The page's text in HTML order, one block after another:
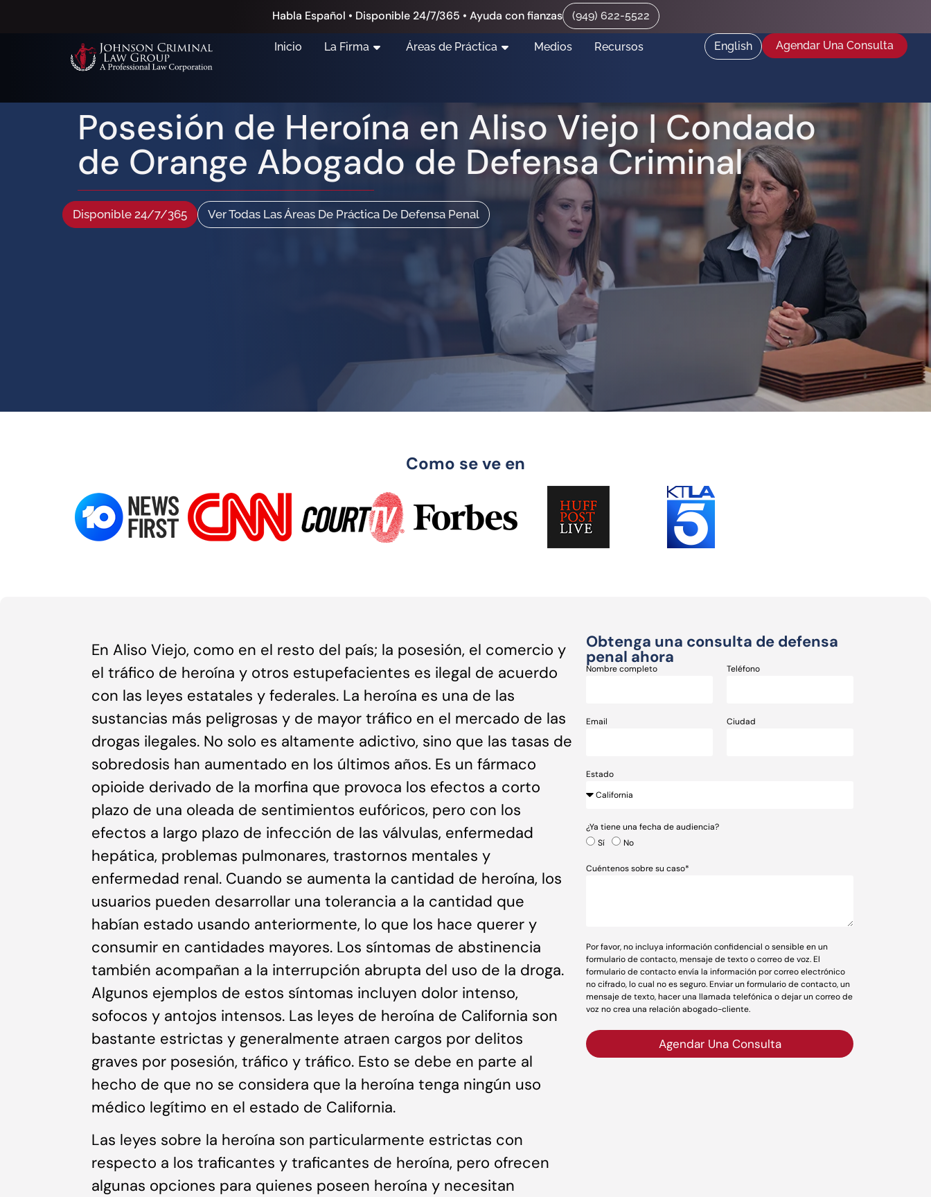
Habla Español • Disponible 24/7/365 • Ayuda con fianzas (949) 622-5522
Inicio La Firma Áreas de Práctica Medios Recursos English Agendar Una Consulta
Posesión de Heroína en Aliso Viejo | Condado
de Orange Abogado de Defensa Criminal
Disponible 24/7/365 Ver Todas Las Áreas De Práctica De Defensa Penal
Como se ve en
En Aliso Viejo, como en el resto del país; la posesión, el comercio y
el tráfico de heroína y otros estupefacientes es ilegal de acuerdo
con las leyes estatales y federales. La heroína es una de las
sustancias más peligrosas y de mayor tráfico en el mercado de las
drogas ilegales. No solo es altamente adictivo, sino que las tasas de
sobredosis han aumentado en los últimos años. Es un fármaco
opioide derivado de la morfina que provoca los efectos a corto
plazo de una oleada de sentimientos eufóricos, pero con los
efectos a largo plazo de infección de las válvulas, enfermedad
hepática, problemas pulmonares, trastornos mentales y
enfermedad renal. Cuando se aumenta la cantidad de heroína, los
usuarios pueden desarrollar una tolerancia a la cantidad que
habían estado usando anteriormente, lo que los hace querer y
consumir en cantidades mayores. Los síntomas de abstinencia
también acompañan a la interrupción abrupta del uso de la droga.
Algunos ejemplos de estos síntomas incluyen dolor intenso,
sofocos y antojos intensos. Las leyes de heroína de California son
bastante estrictas y generalmente atraen cargos por delitos
graves por posesión, tráfico y tráfico. Esto se debe en parte al
hecho de que no se considera que la heroína tenga ningún uso
médico legítimo en el estado de California.
Las leyes sobre la heroína son particularmente estrictas con
respecto a los traficantes y traficantes de heroína, pero ofrecen
algunas opciones para quienes poseen heroína y necesitan
Obtenga una consulta de defensa
penal ahora
Nombre completo Teléfono
Email Ciudad
Estado
¿Ya tiene una fecha de audiencia?
Sí
No
Cuéntenos sobre su caso*
Por favor, no incluya información confidencial o sensible en un
formulario de contacto, mensaje de texto o correo de voz. El
formulario de contacto envía la información por correo electrónico
no cifrado, lo cual no es seguro. Enviar un formulario de contacto, un
mensaje de texto, hacer una llamada telefónica o dejar un correo de
voz no crea una relación abogado-cliente.
Agendar Una Consulta